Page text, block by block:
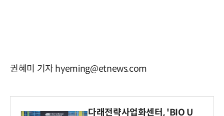
권혜미 기자 hyeming@etnews.com
다래전략사업화센터, 'BIO U